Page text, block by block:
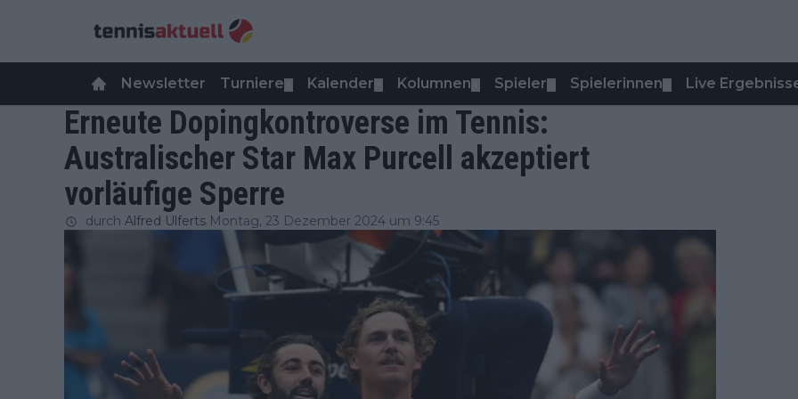
Newsletter Turniere Kalender Kolumnen Spieler Spielerinnen Live
Erneute Dopingkontroverse im Tennis:
Australischer Star Max Purcell akzeptiert
vorläufige Sperre
durch Alfred Ulferts Montag, 23 Dezember 2024 um 9:45